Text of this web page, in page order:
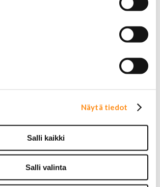
Näytä tiedot
Salli kaikki
Salli valinta
OSTA
Muki Frozen2 Olaf
15,00 € OSTA